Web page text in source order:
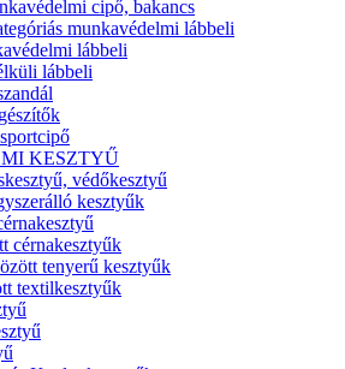
cipő, bakancs
munkavédelmi lábbeli
lábbeli
lábbeli
KESZTYŰ
védőkesztyű
kesztyűk
cérnakesztyűk
tenyerű kesztyűk
textilkesztyűk